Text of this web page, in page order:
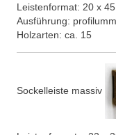
Leistenformat: 20 x
Ausführung:
Holzarten: ca. 15
Sockelleiste massiv